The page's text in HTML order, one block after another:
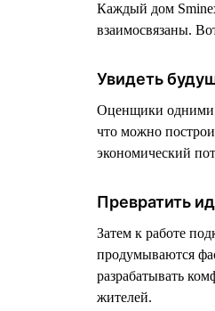
Каждый дом
взаимосвязаны.
Увидеть
Оценщики одними
что можно
экономический
Превратить
Затем к работе
продумываются
разрабатывать
жителей.